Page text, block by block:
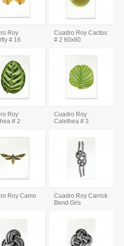
Roy
# 16
Cuadro Roy Cactus
# 2 60x80
Roy
# 2
Cuadro Roy
Calethea # 3
Roy Camo
Cuadro Roy Carrick
Bend Gris